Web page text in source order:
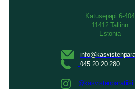
Katusepapi 6-404
11412 Tallinn
Estonia
@kasvistenparatiisi